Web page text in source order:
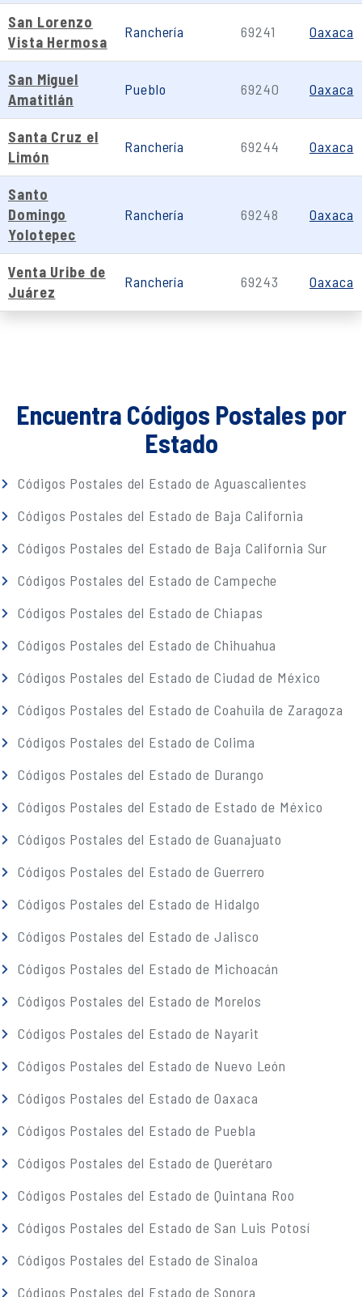
San Lorenzo
Vista Hermosa
Ranchería 69241 Oaxaca
San Miguel
Amatitlán
Pueblo 69240 Oaxaca
Santa Cruz el
Limón
Ranchería 69244 Oaxaca
Santo
Domingo
Yolotepec
Ranchería 69248 Oaxaca
Venta Uribe de
Juárez
Ranchería 69243 Oaxaca
Encuentra Códigos Postales por
Estado
Códigos Postales del Estado de Aguascalientes
Códigos Postales del Estado de Baja California
Códigos Postales del Estado de Baja California Sur
Códigos Postales del Estado de Campeche
Códigos Postales del Estado de Chiapas
Códigos Postales del Estado de Chihuahua
Códigos Postales del Estado de Ciudad de México
Códigos Postales del Estado de Coahuila de Zaragoza
Códigos Postales del Estado de Colima
Códigos Postales del Estado de Durango
Códigos Postales del Estado de Estado de México
Códigos Postales del Estado de Guanajuato
Códigos Postales del Estado de Guerrero
Códigos Postales del Estado de Hidalgo
Códigos Postales del Estado de Jalisco
Códigos Postales del Estado de Michoacán
Códigos Postales del Estado de Morelos
Códigos Postales del Estado de Nayarit
Códigos Postales del Estado de Nuevo León
Códigos Postales del Estado de Oaxaca
Códigos Postales del Estado de Puebla
Códigos Postales del Estado de Querétaro
Códigos Postales del Estado de Quintana Roo
Códigos Postales del Estado de San Luis Potosí
Códigos Postales del Estado de Sinaloa
Códigos Postales del Estado de Sonora